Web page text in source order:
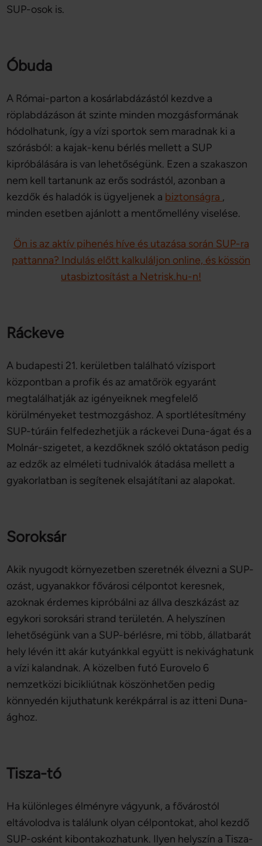
SUP-osok is.
Óbuda
A Római-parton a kosárlabdázástól kezdve a
röplabdázáson át szinte minden mozgásformának
hódolhatunk, így a vízi sportok sem maradnak ki a
szórásból: a kajak-kenu bérlés mellett a SUP
kipróbálására is van lehetőségünk. Ezen a szakaszon
nem kell tartanunk az erős sodrástól, azonban a
kezdők és haladók is ügyeljenek a biztonságra ,
minden esetben ajánlott a mentőmellény viselése.
Ön is az aktív pihenés híve és utazása során SUP-ra
pattanna? Indulás előtt kalkuláljon online, és kössön
utasbiztosítást a Netrisk.hu-n!
Ráckeve
A budapesti 21. kerületben található vízisport
központban a profik és az amatőrök egyaránt
megtalálhatják az igényeiknek megfelelő
körülményeket testmozgáshoz. A sportlétesítmény
SUP-túráin felfedezhetjük a ráckevei Duna-ágat és a
Molnár-szigetet, a kezdőknek szóló oktatáson pedig
az edzők az elméleti tudnivalók átadása mellett a
gyakorlatban is segítenek elsajátítani az alapokat.
Soroksár
Akik nyugodt környezetben szeretnék élvezni a SUP-
ozást, ugyanakkor fővárosi célpontot keresnek,
azoknak érdemes kipróbálni az állva deszkázást az
egykori soroksári strand területén. A helyszínen
lehetőségünk van a SUP-bérlésre, mi több, állatbarát
hely lévén itt akár kutyánkkal együtt is nekivághatunk
a vízi kalandnak. A közelben futó Eurovelo 6
nemzetközi bicikliútnak köszönhetően pedig
könnyedén kijuthatunk kerékpárral is az itteni Duna-
ághoz.
Tisza-tó
Ha különleges élményre vágyunk, a fővárostól
eltávolodva is találunk olyan célpontokat, ahol kezdő
SUP-osként kibontakozhatunk. Ilyen helyszín a Tisza-